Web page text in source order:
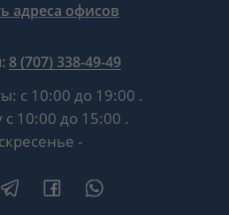
адреса офисов
8 (707) 338-49-49
с 10:00 до 19:00 .
с 10:00 до 15:00 .
-